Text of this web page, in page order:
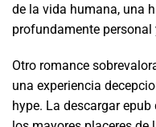
de la vida humana, una
profundamente
Otro romance
una experiencia
hype. La descargar